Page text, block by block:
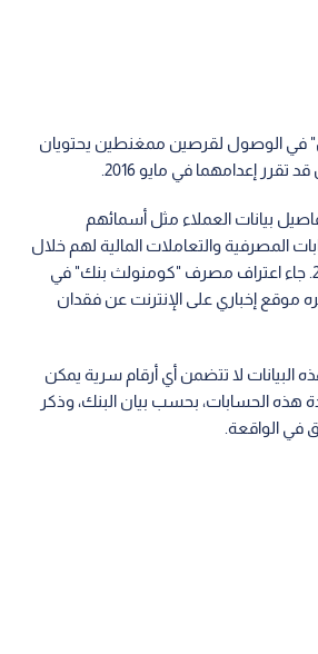
في الوصول لقرصين ممغنطين يحتويان
تقرر إعدامهما في مايو 2016.
بيانات العملاء مثل أسمائهم
المصرفية والتعاملات المالية لهم خلال
الفترة من 2000 إلى 2016. جاء اعتراف مصرف "كومنولث بنك" في
موقع إخباري على الإنترنت عن فقدان
لا تتضمن أي أرقام سرية يمكن
هذه الحسابات، بحسب بيان البنك، وذكر
في الواقعة.